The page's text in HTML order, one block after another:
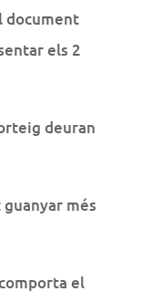
document
els 2
deuran
més
el